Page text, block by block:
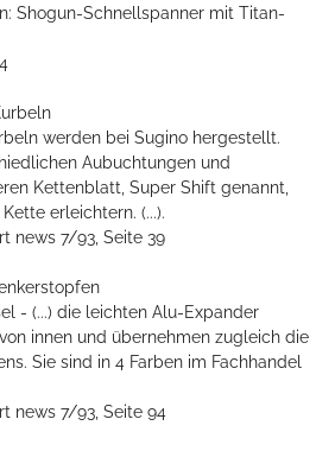
Shogun-Schnellspanner mit Titan-
werden bei Sugino hergestellt.
Aubuchtungen und
Kettenblatt, Super Shift genannt,
erleichtern. (...).
news 7/93, Seite 39
- (...) die leichten Alu-Expander
innen und übernehmen zugleich die
Sie sind in 4 Farben im Fachhandel
news 7/93, Seite 94